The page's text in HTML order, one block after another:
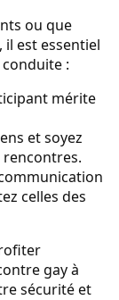
ou que
est essentiel
:
mérite
et soyez
celles des
gay à
sécurité et